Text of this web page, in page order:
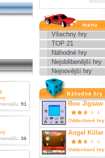
91
36
menu
Všechny hry
TOP 21
Náhodné hry
Nejoblibenější hry
Nejnovější hry
nahodné hry
Boo Jigsaw
Oddechové hry
Angel Killer
Oddechové hry